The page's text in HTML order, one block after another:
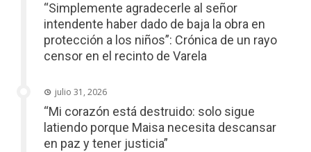
“Simplemente agradecerle al señor
intendente haber dado de baja la obra en
protección a los niños”: Crónica de un rayo
censor en el recinto de Varela
julio 31, 2026
“Mi corazón está destruido: solo sigue
latiendo porque Maisa necesita descansar
en paz y tener justicia”